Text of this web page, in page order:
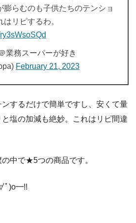
膨らむのも子供たちのテンショ
リピするわ。
業務スーパーが好き
February 21, 2023
するだけで簡単ですし、安くて量
塩の加減も絶妙。これはリピ間違
中で★5つの商品です。
ﾟ)o━!!